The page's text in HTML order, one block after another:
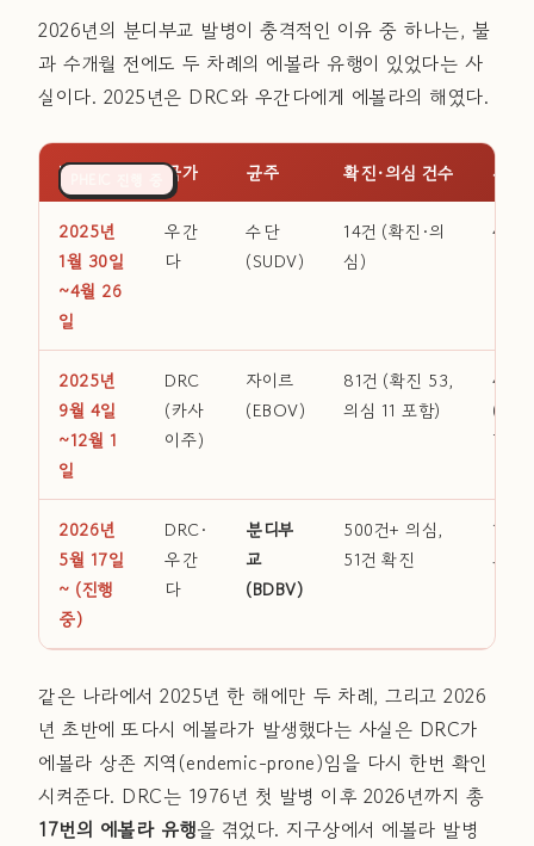
2026년의 분디부교 발병이 충격적인 이유 중 하나는, 불
과 수개월 전에도 두 차례의 에볼라 유행이 있었다는 사
실이다. 2025년은 DRC와 우간다에게 에볼라의 해였다.
발병 시기 국가 균주 확진·의심 건수 사망
2025년
1월 30일
~4월 26
일
우간
다
수단
(SUDV)
14건 (확진·의
심)
4명
2025년
9월 4일
~12월 1
일
DRC
(카사
이주)
자이르
(EBOV)
81건 (확진 53,
의심 11 포함)
45명
(CFR
2026년
5월 17일
~ (진행
중)
DRC·
우간
다
분디부
교
(BDBV)
500건+ 의심,
51건 확진
148
의심
같은 나라에서 2025년 한 해에만 두 차례, 그리고 2026
년 초반에 또다시 에볼라가 발생했다는 사실은 DRC가
에볼라 상존 지역(endemic-prone)임을 다시 한번 확인
시켜준다. DRC는 1976년 첫 발병 이후 2026년까지 총
17번의 에볼라 유행을 겪었다. 지구상에서 에볼라 발병